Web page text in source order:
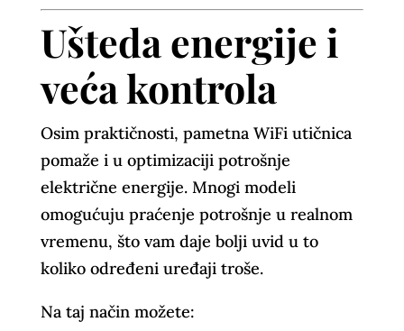
Ušteda energije i
veća kontrola
Osim praktičnosti, pametna WiFi utičnica
pomaže i u optimizaciji potrošnje
električne energije. Mnogi modeli
omogućuju praćenje potrošnje u realnom
vremenu, što vam daje bolji uvid u to
koliko određeni uređaji troše.
Na taj način možete: